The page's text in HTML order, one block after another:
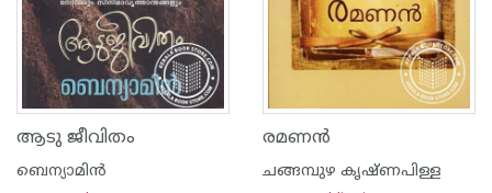
ആടു ജീവിതം
ബെന്യാമിന്‍
രമണ‌ന്‍
ചങ്ങമ്പുഴ കൃഷ്ണപിള്ള